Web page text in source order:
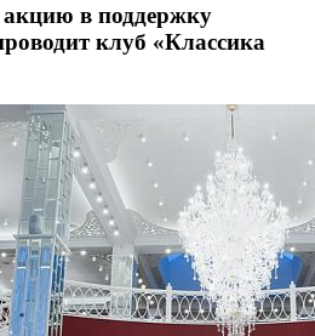
в поддержку
клуб «Классика